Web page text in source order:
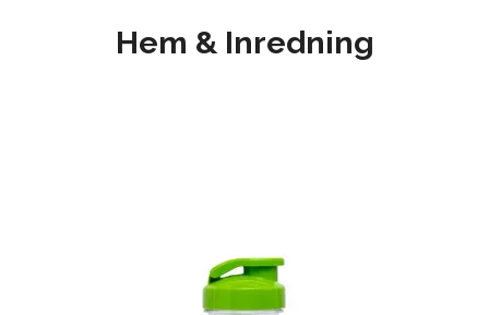
Hem & Inredning